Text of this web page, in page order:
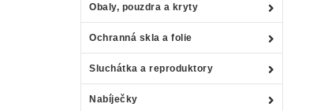
Obaly, pouzdra a kryty
Ochranná skla a folie
Sluchátka a reproduktory
Nabíječky